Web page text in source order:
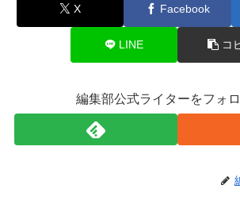
X Facebook
LINE コ
編集部公式ライターをフォ